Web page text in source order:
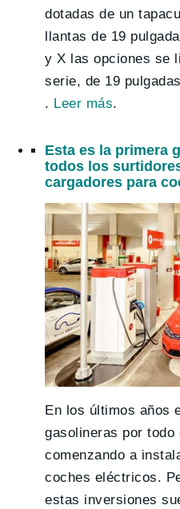
dotadas de un
llantas de 19
y X las opciones se
serie, de 19
. Leer más.
Esta es la primera
todos los
cargadores para
En los últimos años
gasolineras por todo
comenzando a
coches eléctricos.
estas inversiones